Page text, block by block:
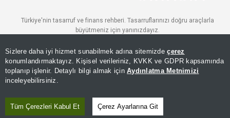
Sizlere daha iyi hizmet sunabilmek adına sitemizdeçerez
konumlandırmaktayız. Kişisel verileriniz, KVKK ve GDPR kapsamında
toplanıp işlenir. Detaylı bilgi almak içinAydınlatma Metnimizi
inceleyebilirsiniz.
Tüm Çerezleri Kabul Et Çerez Ayarlarına Git
Türkiye'nin tasarruf ve finans rehberi. Tasarruflarınızı doğru araçlarla
büyütmeniz için yanınızdayız.